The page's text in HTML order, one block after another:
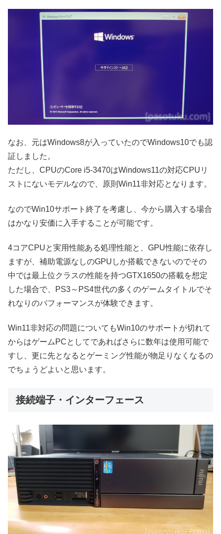
なお、元はWindows8が入っていたのでWindows10でも認
証しました。
ただし、CPUのCore i5-3470はWindows11の対応CPUリ
ストにないモデルなので、原則Win11非対応となります。
なのでWin10サポート終了を考慮し、今から購入する場合
はかなり安価に入手することが可能です。
4コアCPUと実用性能ある処理性能と、GPU性能に依存し
ますが、補助電源なしのGPUしか搭載できないのでその
中では最上位クラスの性能を持つGTX1650の搭載を想定
した場合で、PS3～PS4世代の多くのゲームタイトルでそ
れなりのパフォーマンスが体験できます。
Win11非対応の問題についてもWin10のサポートが切れて
からはゲームPCとしてであればさらに数年は使用可能で
すし、更に先となるとゲーミング性能が物足りなくなるの
でちょうどよいと思います。
接続端子・インターフェース